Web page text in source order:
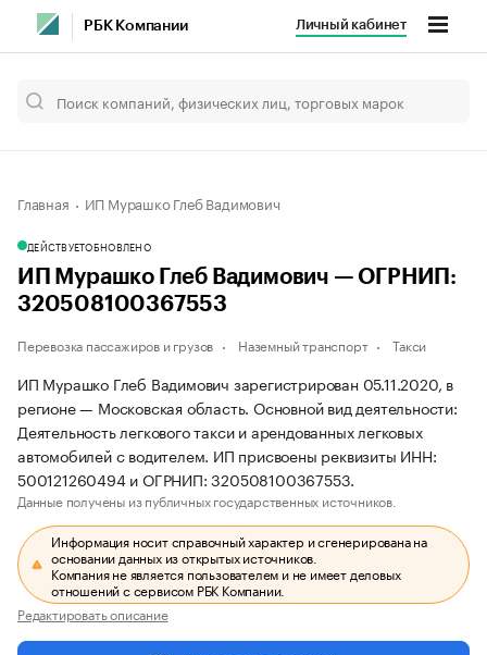
РБК Компании Личный кабинет
Главная ИП Мурашко Глеб Вадимович
ДЕЙСТВУЕТОБНОВЛЕНО
ИП Мурашко Глеб Вадимович — ОГРНИП:
320508100367553
Перевозка пассажиров и грузов Наземный транспорт Такси
ИП Мурашко Глеб Вадимович зарегистрирован 05.11.2020, в
регионе — Московская область. Основной вид деятельности:
Деятельность легкового такси и арендованных легковых
автомобилей с водителем. ИП присвоены реквизиты ИНН:
500121260494 и ОГРНИП: 320508100367553.
Данные получены из публичных государственных источников.
Информация носит справочный характер и сгенерирована на
основании данных из открытых источников.
Компания не является пользователем и не имеет деловых
отношений с сервисом РБК Компании.
Редактировать описание